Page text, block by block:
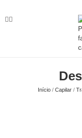
Início Capilar